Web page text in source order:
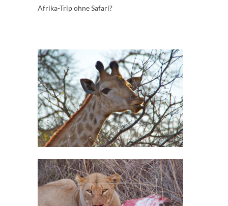
Afrika-Trip ohne Safari?